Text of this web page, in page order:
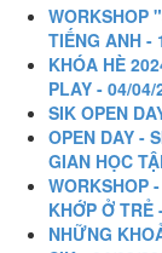
WORKSHOP
TIẾNG ANH -
KHÓA HÈ
PLAY - 04/04/
SIK OPEN
OPEN DAY -
GIAN HỌC
WORKSHOP
KHỚP Ở TRẺ
NHỮNG